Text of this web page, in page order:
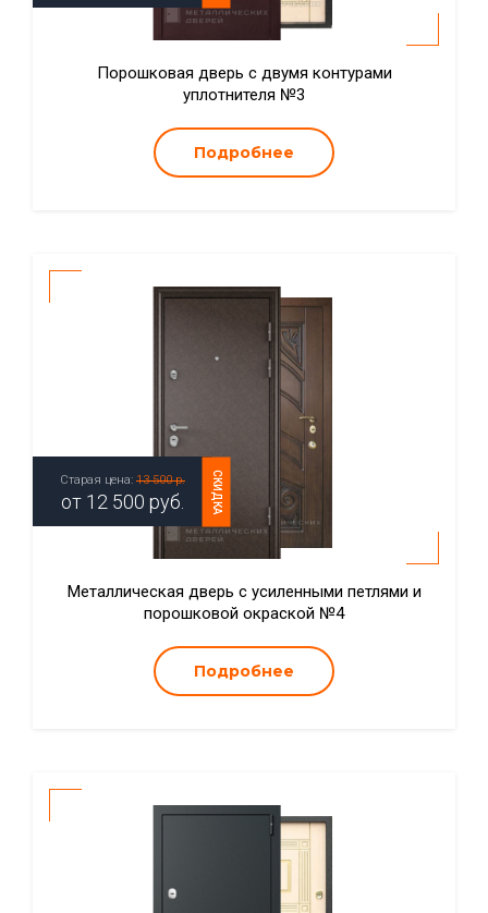
Порошковая дверь с двумя контурами
уплотнителя №3
Подробнее
СКИДКА
Старая цена: 13 500 р.
от 12 500 руб.
Металлическая дверь с усиленными петлями и
порошковой окраской №4
Подробнее